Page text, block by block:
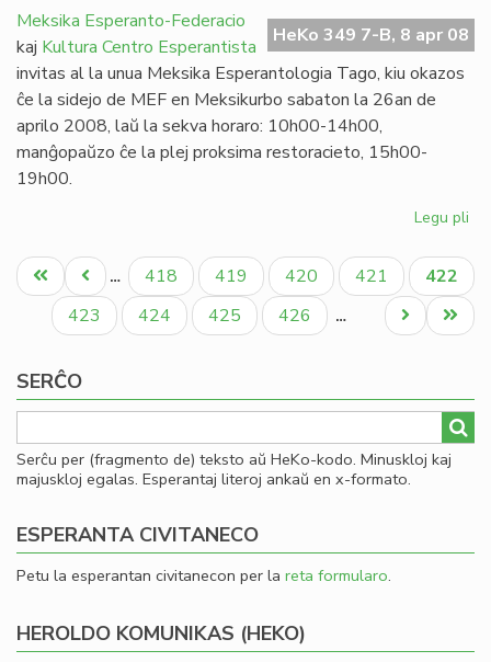
HeKo 349 7-B, 8 apr 08
Meksika Esperanto-Federacio
kaj Kultura Centro Esperantista
invitas al la unua Meksika Esperantologia Tago, kiu okazos
ĉe la sidejo de MEF en Meksikurbo sabaton la 26an de
aprilo 2008, laŭ la sekva horaro: 10h00-14h00,
manĝopaŭzo ĉe la plej proksima restoracieto, 15h00-
19h00.
Legu pli
Pagination
Unua
paĝo
Antaŭa
paĝo
… Paĝo
418 Paĝo
419 Paĝo
420 Paĝo
421
Aktuala
paĝo
422
Paĝo
423 Paĝo
424 Paĝo
425 Paĝo
426 …
Last
page
Next
page
SERĈO
Serĉu per (fragmento de) teksto aŭ HeKo-kodo. Minuskloj kaj
majuskloj egalas. Esperantaj literoj ankaŭ en x-formato.
ESPERANTA CIVITANECO
Petu la esperantan civitanecon per la reta formularo.
HEROLDO KOMUNIKAS (HEKO)